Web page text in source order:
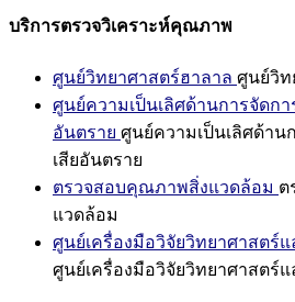
บริการตรวจวิเคราะห์คุณภาพ
ศูนย์วิทยาศาสตร์ฮาลาล ศูนย์วิท
ศูนย์ความเป็นเลิศด้านการจัดกา
อันตราย ศูนย์ความเป็นเลิศด้าน
เสียอันตราย
ตรวจสอบคุณภาพสิ่งแวดล้อม ต
แวดล้อม
ศูนย์เครื่องมือวิจัยวิทยาศาสตร์แ
ศูนย์เครื่องมือวิจัยวิทยาศาสตร์แ